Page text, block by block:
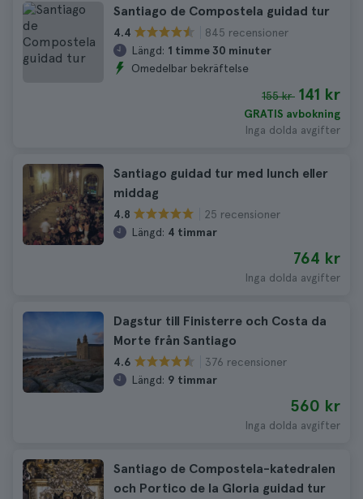
Santiago de Compostela guidad tur
4.4
845 recensioner
Längd: 1 timme 30 minuter
Omedelbar bekräftelse
155 kr 141 kr
GRATIS avbokning
Inga dolda avgifter
Santiago guidad tur med lunch eller
middag
4.8
25 recensioner
Längd: 4 timmar
764 kr
Inga dolda avgifter
Dagstur till Finisterre och Costa da
Morte från Santiago
4.6
376 recensioner
Längd: 9 timmar
560 kr
Inga dolda avgifter
Santiago de Compostela-katedralen
och Portico de la Gloria guidad tur